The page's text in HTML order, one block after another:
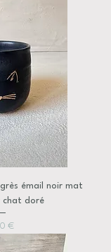
émail noir mat
chat doré
€